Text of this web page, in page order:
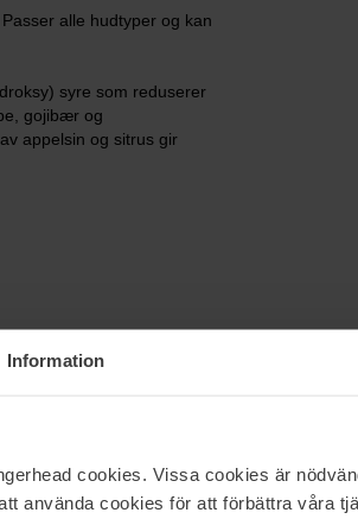
Information
cookies. Vissa cookies är
använda cookies för att förbättra våra
alle hudtyper og kan
syre som reduserer
gojibær og
appelsin og sitrus gir